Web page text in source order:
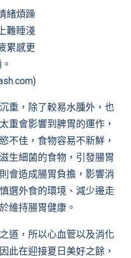
緒煩躁
難睡淺
累感更
重，除了較易水腫外，也
重會影響到脾胃的運作，
不佳，食物容易不新鮮，
生細菌的食物，引發腸胃
會造成腸胃負擔，影響消
選外食的環境、減少邊走
維持腸胃健康。
道，所以心血管以及消化
此在迎接夏日美好之餘，